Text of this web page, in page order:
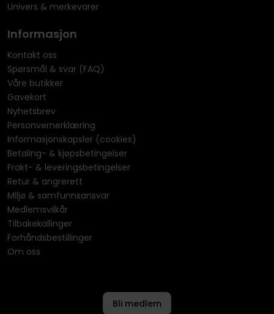
Univers & merkevarer
Informasjon
Kontakt oss
Spørsmål & svar (FAQ)
Våre butikker
Gavekort
Nyhetsbrev
Personvernerklæring
Informasjonskapsler (cookies)
Betaling- & kjøpsbetingelser
Frakt- & leveringsbetingelser
Retur & angrerett
Miljø & samfunnsansvar
Medlemsvilkår
Tilbakekallinger
Forhåndsbestillinger
Om oss
Bli medlem